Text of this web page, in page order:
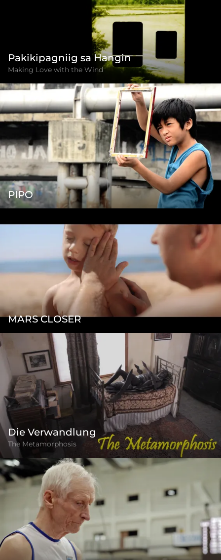
Pakikipagniig sa Hangin
Making Love with the Wind
PIPO
MARS CLOSER
Die Verwandlung
The Metamorphosis